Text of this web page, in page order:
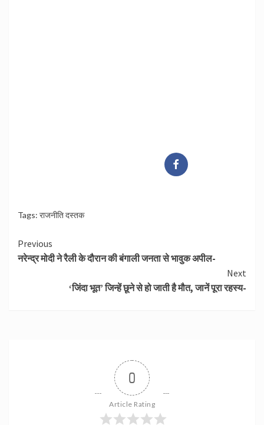
Tags: राजनीति दस्तक
Continue
Reading
Previous
नरेन्द्र मोदी ने रैली के दौरान की बंगाली जनता से भावुक अपील-
Next
‘जिंदा भूत’ जिन्हें छूने से हो जाती है मौत, जानें पूरा रहस्य-
0
Article Rating